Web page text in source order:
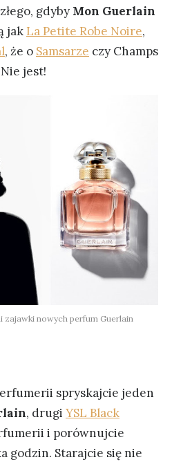
gdyby Mon Guerlain
jak La Petite Robe Noire,
, że o Samsarze czy Champs
jest!
zajawki nowych perfum Guerlain
spryskajcie jeden
, drugi YSL Black
i porównujcie
godzin. Starajcie się nie